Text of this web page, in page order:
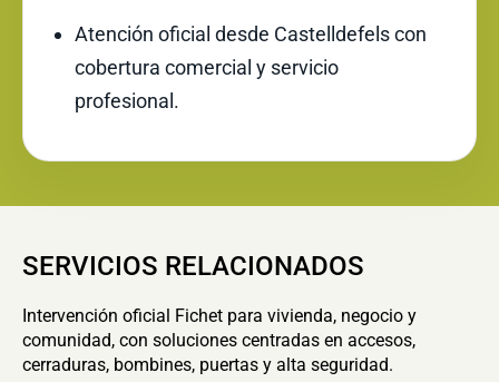
Atención oficial desde Castelldefels con
cobertura comercial y servicio
profesional.
SERVICIOS RELACIONADOS
Intervención oficial Fichet para vivienda, negocio y
comunidad, con soluciones centradas en accesos,
cerraduras, bombines, puertas y alta seguridad.